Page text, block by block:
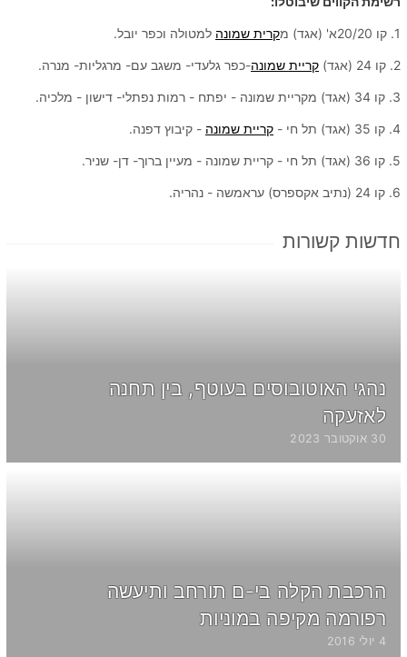
1. קו 20/20א' (אגד) מ קרית שמונה למטולה וכפר יובל.
2. קו 24 (אגד) קריית שמונה-כפר גלעדי- משגב עם- מרגליות- מנרה.
3. קו 34 (אגד) מקריית שמונה - יפתח - רמות נפתלי- דישון - מלכיה.
4. קו 35 (אגד) תל חי - קריית שמונה - קיבוץ דפנה.
5. קו 36 (אגד) תל חי - קריית שמונה - מעיין ברוך- דן- שניר.
6. קו 24 (נתיב אקספרס) עראמשה - נהריה.
חדשות קשורות
נהגי האוטובוסים בעוטף, בין תחנה
לאזעקה
30 אוקטובר 2023
הרכבת הקלה בי-ם תורחב ותיעשה
רפורמה מקיפה במוניות
4 יולי 2016